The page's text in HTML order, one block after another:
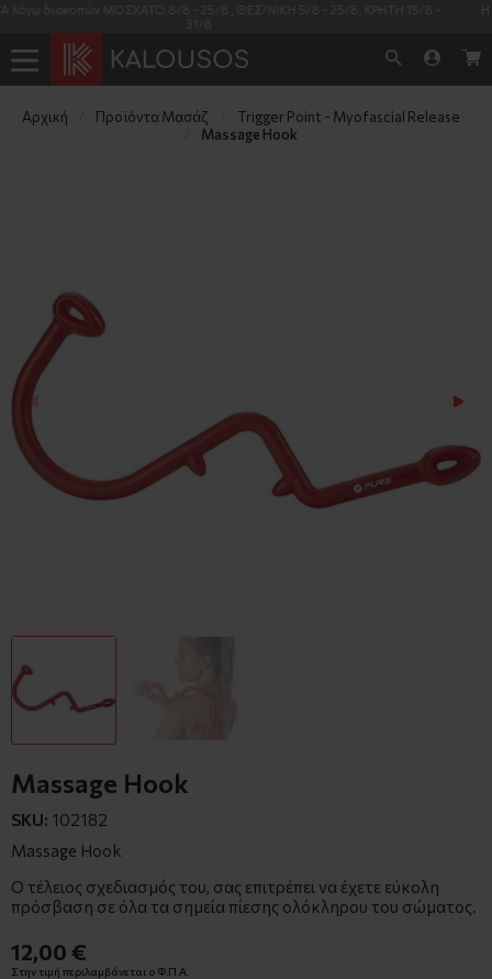
8 -
Η διαθεσιμότητα των προϊόντων όπως φαίνεται στις καρτέλες τους
Αρχική Προϊόντα Μασάζ
Trigger Point - Myofascial Release
Massage Hook
Massage Hook
SKU: 102182
Massage Hook
Ο τέλειος σχεδιασμός του, σας επιτρέπει να έχετε εύκολη
πρόσβαση σε όλα τα σημεία πίεσης ολόκληρου του σώματος.
12,00 €
Στην τιμή περιλαμβάνεται ο Φ.Π.Α.